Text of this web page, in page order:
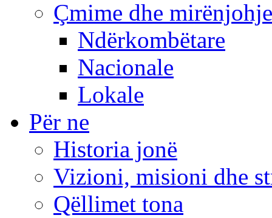
Çmime dhe mirënjohje
Ndërkombëtare
Nacionale
Lokale
Për ne
Historia jonë
Vizioni, misioni dhe
Qëllimet tona